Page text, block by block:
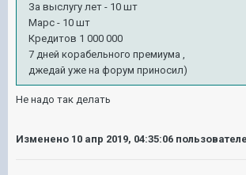
За выслугу лет - 10 шт
Марс - 10 шт
Кредитов 1 000 000
7 дней корабельного премиума ,
джедай уже на форум приносил)
Не надо так делать
Изменено 10 апр 2019, 04:35:06